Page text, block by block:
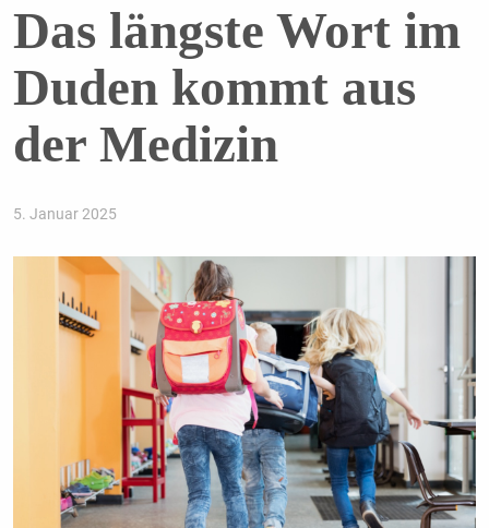
Das längste Wort im
Duden kommt aus
der Medizin
5. Januar 2025